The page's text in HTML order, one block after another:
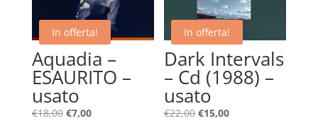
In offerta!
Aquadia –
ESAURITO –
usato
€18,00 Il
€7,00Il
In offerta!
Dark Intervals
– Cd (1988) –
usato
€22,00 Il
€15,00Il